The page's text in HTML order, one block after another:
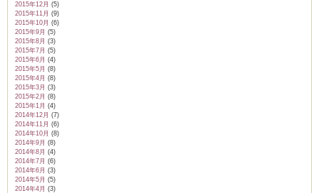
2015年12月 (5)
2015年11月 (9)
2015年10月 (6)
2015年9月 (5)
2015年8月 (3)
2015年7月 (5)
2015年6月 (4)
2015年5月 (8)
2015年4月 (8)
2015年3月 (3)
2015年2月 (8)
2015年1月 (4)
2014年12月 (7)
2014年11月 (6)
2014年10月 (8)
2014年9月 (8)
2014年8月 (4)
2014年7月 (6)
2014年6月 (3)
2014年5月 (5)
2014年4月 (3)